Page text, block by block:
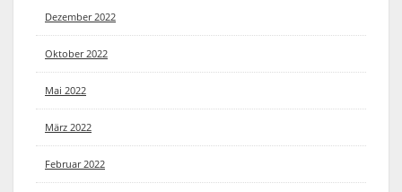
Dezember 2022
Oktober 2022
Mai 2022
März 2022
Februar 2022